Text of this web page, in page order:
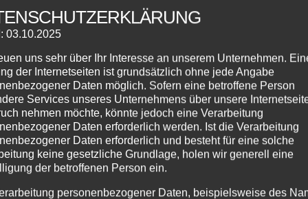
WOOGIE WONDERLAND – Ein ganzer Tag voller
fortgeschrittene Tänzer ☆ Boogie-Party mit D Sigi alias
für alle...
03.10.2025
uns sehr über Ihr Interesse an unserem Unternehmen.
der Internetseiten ist grundsätzlich ohne jede Angabe
Daten möglich. Sofern eine betroffene Person
Services unseres Unternehmens über unsere
nehmen möchte, könnte jedoch eine Verarbeitung
Daten erforderlich werden. Ist die Verarbeitung
Daten erforderlich und besteht für eine solche
keine gesetzliche Grundlage, holen wir generell eine
der betroffenen Person ein.
personenbezogener Daten, beispielsweise des